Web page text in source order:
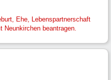
Ehe, Lebenspartnerschaft
Neunkirchen beantragen.